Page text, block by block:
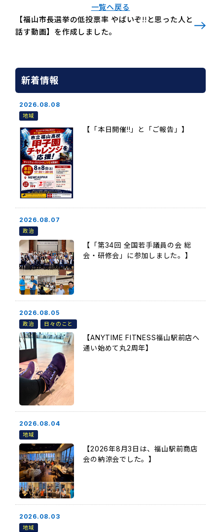
一覧へ戻る
【福山市長選挙の低投票率 やばいぞ!!と思った人と
話す動画】を作成しました。
新着情報
2026.08.08
地域
【「本日開催!!」と「ご報告」】
2026.08.07
政治
【「第34回 全国若手議員の会 総
会・研修会」に参加しました。】
2026.08.05
政治 日々のこと
【ANYTIME FITNESS福山駅前店へ
通い始めて丸2周年】
2026.08.04
地域
【2026年8月3日は、福山駅前商店
会の納涼会でした。】
2026.08.03
地域